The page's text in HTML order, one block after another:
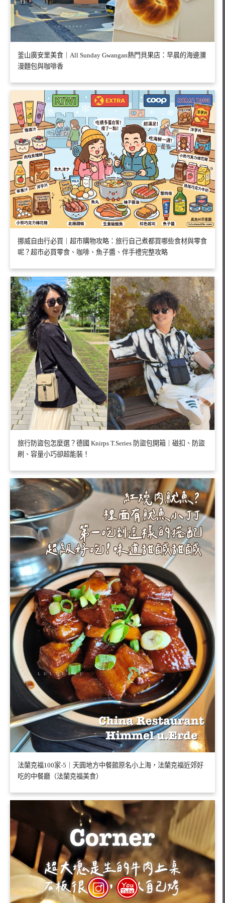
釜山廣安里美食｜All Sunday Gwangan熱門貝果店：早晨的海邊瀰
漫麵包與咖啡香
挪威自由行必買｜超市購物攻略：旅行自己煮都買哪些食材與零食
呢？超市必買零食、咖啡、魚子醬、伴手禮完整攻略
旅行防盜包怎麼選？德國 Knirps T.Series 防盜包開箱｜磁扣、防盜
刷、容量小巧卻超能裝！
法蘭克福100家-5｜天圓地方中餐館原名小上海，法蘭克福近郊好
吃的中餐廳（法蘭克福美食）